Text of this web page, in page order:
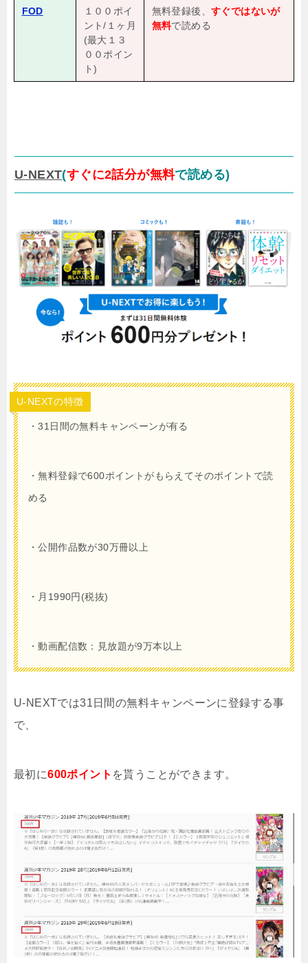
FOD
１００ポイ
ント/１ヶ月
(最大１３
００ポイン
ト)
無料登録後、 すぐではないが
無料で読める
U-NEXT(すぐに2話分が無料で読める)
U-NEXTの特徴
・31日間の無料キャンペーンが有る
・無料登録で600ポイントがもらえてそのポイントで読
める
・公開作品数が30万冊以上
・月1990円(税抜)
・動画配信数：見放題が9万本以上
U-NEXTでは31日間の無料キャンペーンに登録する事
で、
最初に600ポイント を貰うことができます。